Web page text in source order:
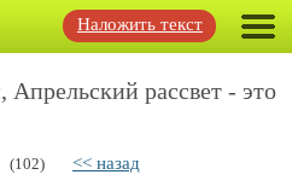
Наложить текст
рассвет - это
(102) << назад